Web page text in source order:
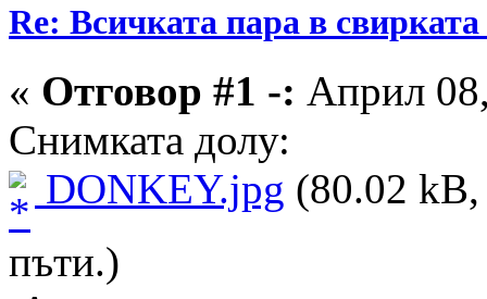
Re: Всичката пара в свирката
« Отговор #1 -: Април
Снимката долу:
DONKEY.jpg (80.02
пъти.)